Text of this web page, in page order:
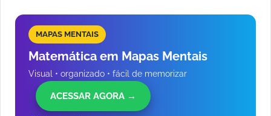
MAPAS MENTAIS
Matemática em Mapas Mentais
Visual • organizado • fácil de memorizar
ACESSAR AGORA →